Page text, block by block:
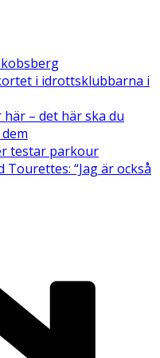
i idrottsklubbarna i
– det här ska du
testar parkour
“Jag är också